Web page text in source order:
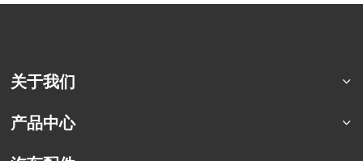
关于我们
公司简介
产品中心